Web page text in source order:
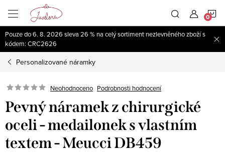
obsah
Pouze do 6. 8. 2026 sleva 26 % na celý sortiment nezlevněného zboží s
kódem: CRC2626
Personalizované náramky
Neohodnoceno Podrobnosti hodnocení
Pevný náramek z chirurgické
oceli - medailonek s vlastním
textem - Meucci DB459